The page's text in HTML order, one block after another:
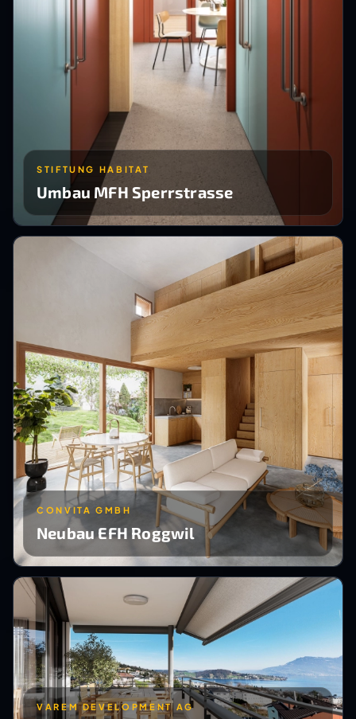
STIFTUNG HABITAT
Umbau MFH Sperrstrasse
CONVITA GMBH
Neubau EFH Roggwil
VAREM DEVELOPMENT AG